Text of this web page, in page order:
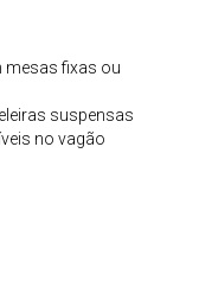
fixas ou
suspensas
no vagão